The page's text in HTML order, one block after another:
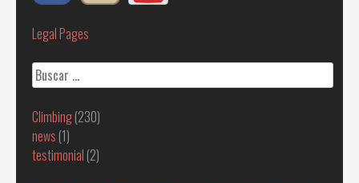
Legal Pages
Buscar:
Climbing(230)
news (1)
testimonial (2)